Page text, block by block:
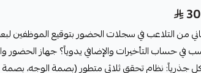
من التلاعب في سجلات الحضور بتوقيع